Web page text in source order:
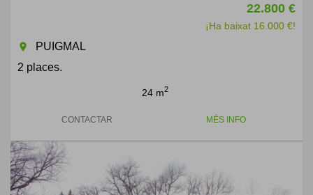
22.800 €
¡Ha baixat 16.000 €!
room
PUIGMAL
2 places.
24 m2
CONTACTAR MÉS INFO